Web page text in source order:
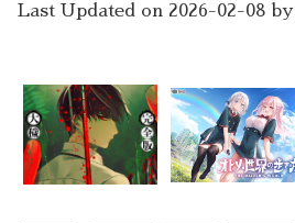
Last Updated on 2026-02-08 by